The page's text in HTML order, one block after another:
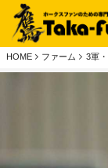
HOME ファーム 3軍